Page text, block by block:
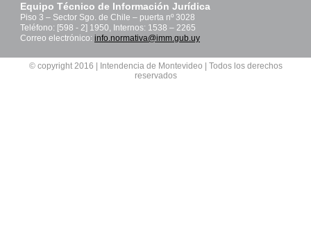
Equipo Técnico de Información Jurídica
Piso 3 – Sector Sgo. de Chile – puerta nº 3028
Teléfono: [598 - 2] 1950, Internos: 1538 – 2265
Correo electrónico: info.normativa@imm.gub.uy
© copyright 2016 | Intendencia de Montevideo | Todos los derechos
reservados